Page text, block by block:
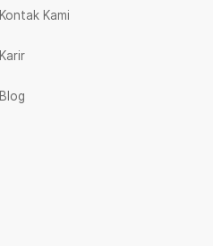
Kontak Kami
Karir
Blog